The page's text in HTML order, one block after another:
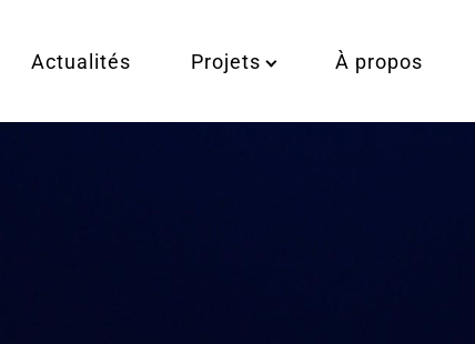
Actualités Projets À propos